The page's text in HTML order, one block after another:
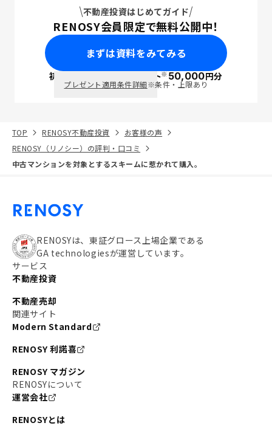
不動産投資はじめてガイド
RENOSY会員限定で無料公開中！
まずは資料をみてみる
初回面談で ポイント※50,000円分
プレゼント適用条件詳細※条件・上限あり
TOP RENOSY不動産投資
お客様の声
RENOSY（リノシー）の評判・口コミ
中古マンションを対象とするスキームに惹かれて購入。
RENOSYは、東証グロース上場企業である
GA technologiesが運営しています。
サービス
不動産投資
不動産売却
関連サイト
Modern Standard
RENOSY 利諾喜
RENOSY マガジン
RENOSYについて
運営会社
RENOSYとは